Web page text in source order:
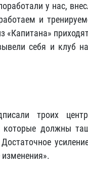
у нас,
и
«Капитана»
себя и клуб
троих
которые должны